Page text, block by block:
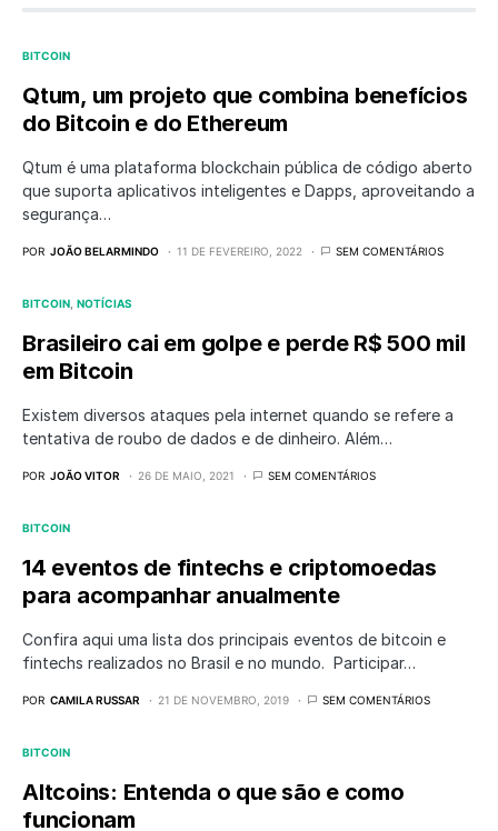
BITCOIN
Qtum, um projeto que combina benefícios
do Bitcoin e do Ethereum
Qtum é uma plataforma blockchain pública de código aberto
que suporta aplicativos inteligentes e Dapps, aproveitando a
segurança…
POR JOÃO BELARMINDO 11 DE FEVEREIRO, 2022 SEM COMENTÁRIOS
BITCOIN NOTÍCIAS
Brasileiro cai em golpe e perde R$ 500 mil
em Bitcoin
Existem diversos ataques pela internet quando se refere a
tentativa de roubo de dados e de dinheiro. Além…
POR JOÃO VITOR 26 DE MAIO, 2021 SEM COMENTÁRIOS
BITCOIN
14 eventos de fintechs e criptomoedas
para acompanhar anualmente
Confira aqui uma lista dos principais eventos de bitcoin e
fintechs realizados no Brasil e no mundo. Participar…
POR CAMILA RUSSAR 21 DE NOVEMBRO, 2019 SEM COMENTÁRIOS
BITCOIN
Altcoins: Entenda o que são e como
funcionam